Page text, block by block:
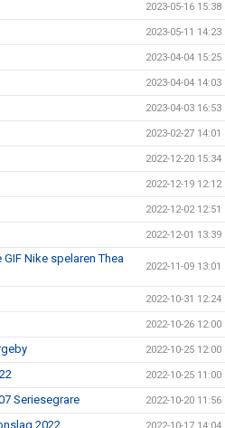
2023-05-16 15:38
2023-05-11 14:23
2023-04-04 15:25
2023-04-04 14:03
2023-04-03 16:53
2023-02-27 14:01
2022-12-20 15:34
2022-12-19 12:12
2022-12-02 12:51
2022-12-01 13:39
Nike spelaren Thea
2022-11-09 13:01
2022-10-31 12:24
2022-10-26 12:00
2022-10-25 12:00
2022-10-25 11:00
Seriesegrare 2022-10-20 11:56
2022